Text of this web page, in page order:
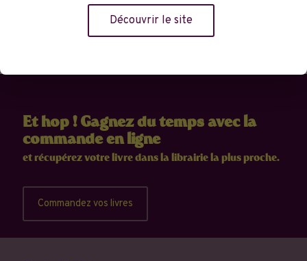
Et hop ! Gagnez du temps avec la
commande en ligne
et récupérez votre livre dans la librairie la plus proche.
Commandez vos livres
Découvrir le site